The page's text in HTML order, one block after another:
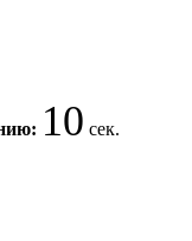
10 сек.